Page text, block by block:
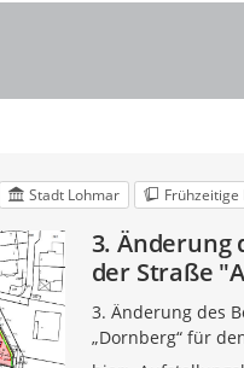
Stadt Lohmar
3. Änderung
der Straße
3. Änderung des
„Dornberg“ für